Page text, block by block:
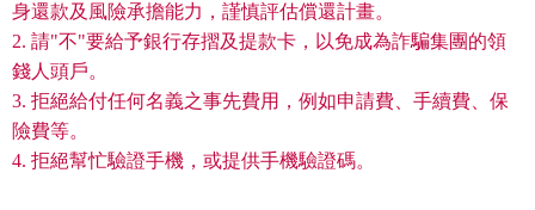
身還款及風險承擔能力，謹慎評估償還計畫。
2. 請"不"要給予銀行存摺及提款卡，以免成為詐騙集團的領
錢人頭戶。
3. 拒絕給付任何名義之事先費用，例如申請費、手續費、保
險費等。
4. 拒絕幫忙驗證手機，或提供手機驗證碼。